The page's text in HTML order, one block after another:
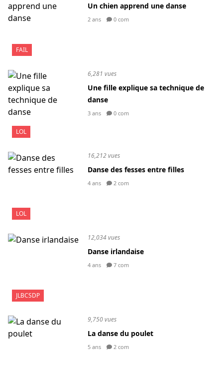
FAIL
Un chien apprend une danse
2 ans 0 com
LOL
6,281 vues
Une fille explique sa technique de
danse
3 ans 0 com
LOL
16,212 vues
Danse des fesses entre filles
4 ans 2 com
JLBCSDP
12,034 vues
Danse irlandaise
4 ans 7 com
9,750 vues
La danse du poulet
5 ans 2 com